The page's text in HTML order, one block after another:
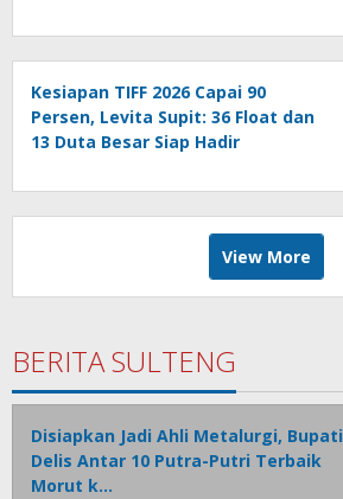
Sukseskan TIFF 2026
Kesiapan TIFF 2026 Capai 90
Persen, Levita Supit: 36 Float dan
13 Duta Besar Siap Hadir
View More
BERITA SULTENG
Disiapkan Jadi Ahli Metalurgi, Bupati
Delis Antar 10 Putra-Putri Terbaik
Morut k…